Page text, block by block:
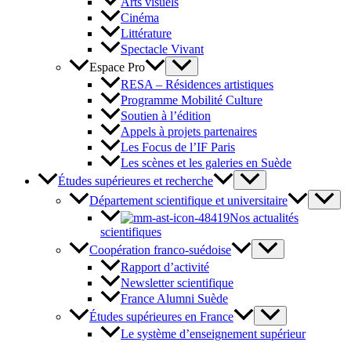
Cinéma
Littérature
Spectacle Vivant
Espace Pro
RESA – Résidences artistiques
Programme Mobilité Culture
Soutien à l’édition
Appels à projets partenaires
Les Focus de l’IF Paris
Les scènes et les galeries en Suède
Études supérieures et recherche
Département scientifique et universitaire
Nos actualités
scientifiques
Coopération franco-suédoise
Rapport d’activité
Newsletter scientifique
France Alumni Suède
Études supérieures en France
Le système d’enseignement supérieur